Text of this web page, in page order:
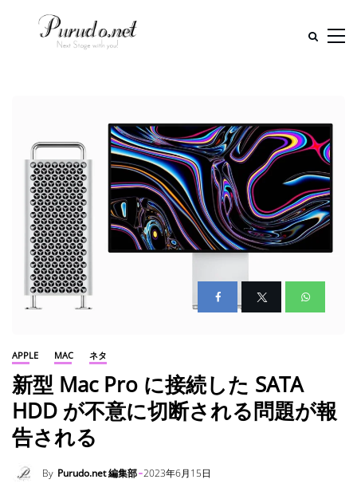
APPLE MAC ネタ
新型 Mac Pro に接続した SATA
HDD が不意に切断される問題が報
告される
By Purudo.net 編集部 2023年6月15日